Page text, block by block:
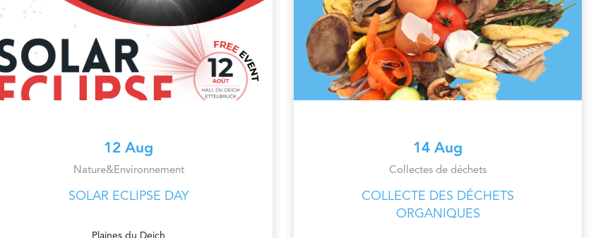
12 Aug
Nature&Environnement
SOLAR ECLIPSE DAY
Plaines du Deich
14 Aug
Collectes de déchets
COLLECTE DES DÉCHETS
ORGANIQUES